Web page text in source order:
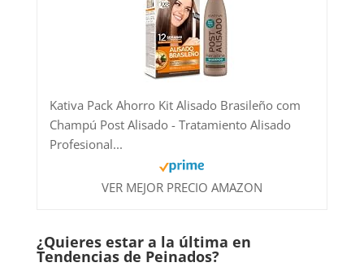
Kativa Pack Ahorro Kit Alisado Brasileño com
Champú Post Alisado - Tratamiento Alisado
Profesional...
VER MEJOR PRECIO AMAZON
¿Quieres estar a la última en
Tendencias de Peinados?